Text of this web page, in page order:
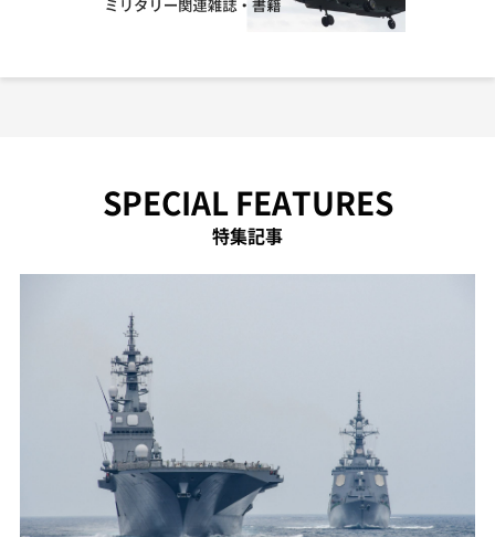
SPECIAL FEATURES
特集記事